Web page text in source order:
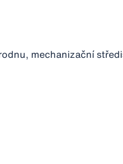
mechanizační